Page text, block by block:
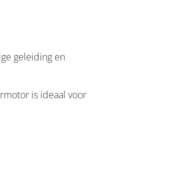
geleiding en
is ideaal voor